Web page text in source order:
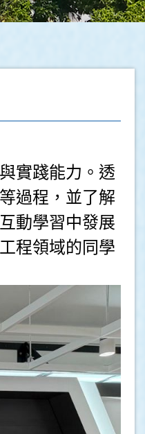
實踐能力。透
過程，並了解
動學習中發展
程領域的同學